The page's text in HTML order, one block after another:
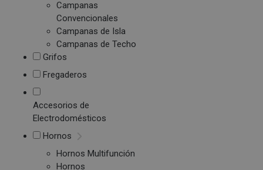
Campanas
Convencionales
Campanas de Isla
Campanas de Techo
Grifos
Fregaderos
Accesorios de
Electrodomésticos
Hornos
Hornos Multifunción
Hornos